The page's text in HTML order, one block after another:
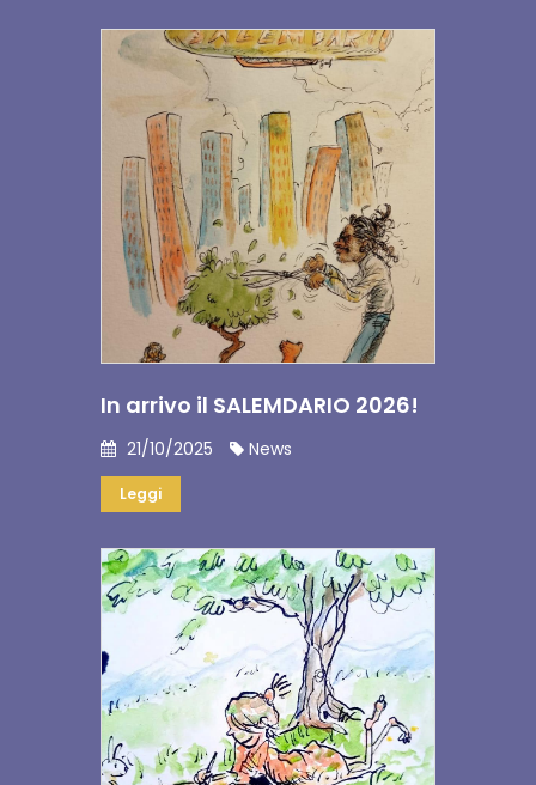
In arrivo il SALEMDARIO 2026!
21/10/2025 News
Leggi